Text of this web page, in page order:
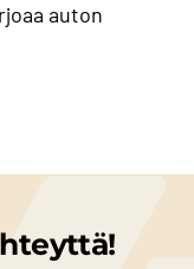
auton